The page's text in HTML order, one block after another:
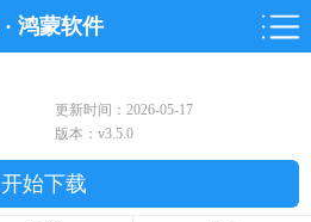
· 鸿蒙软件
更新时间：2026-05-17
版本：v3.5.0
开始下载